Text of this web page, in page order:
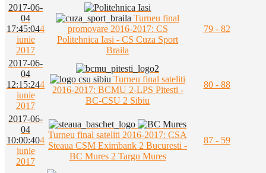
2017-06-
04
17:45:044
iunie
2017
Turneu final
promovare 2016-2017: CS
Politehnica Iasi - CS Cuza Sport
Braila
79 - 82
2017-06-
04
12:15:244
iunie
2017
Turneu final sateliti
2016-2017: BCMU 2-LPS Pitesti -
BC-CSU 2 Sibiu
80 - 88
2017-06-
04
10:00:404
iunie
2017
Turneu final sateliti 2016-2017: CSA
Steaua CSM Eximbank 2 Bucuresti -
BC Mures 2 Targu Mures
87 - 59